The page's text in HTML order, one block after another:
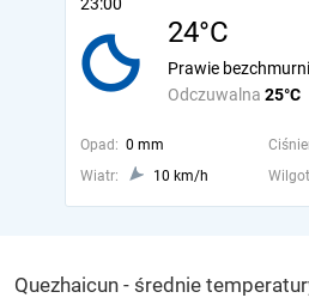
24°C
Odczuwalna 25°C
Prawie
Opad: 0 mm
Wiatr:
10 km/h
Quezhaicun - średnie